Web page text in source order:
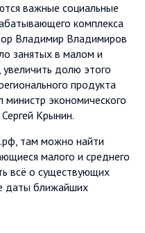
важные социальные
комплекса
Владимир Владимиров
занятых в малом и
долю этого
продукта
экономического
Крынин.
там можно найти
малого и среднего
всё о существующих
даты ближайших